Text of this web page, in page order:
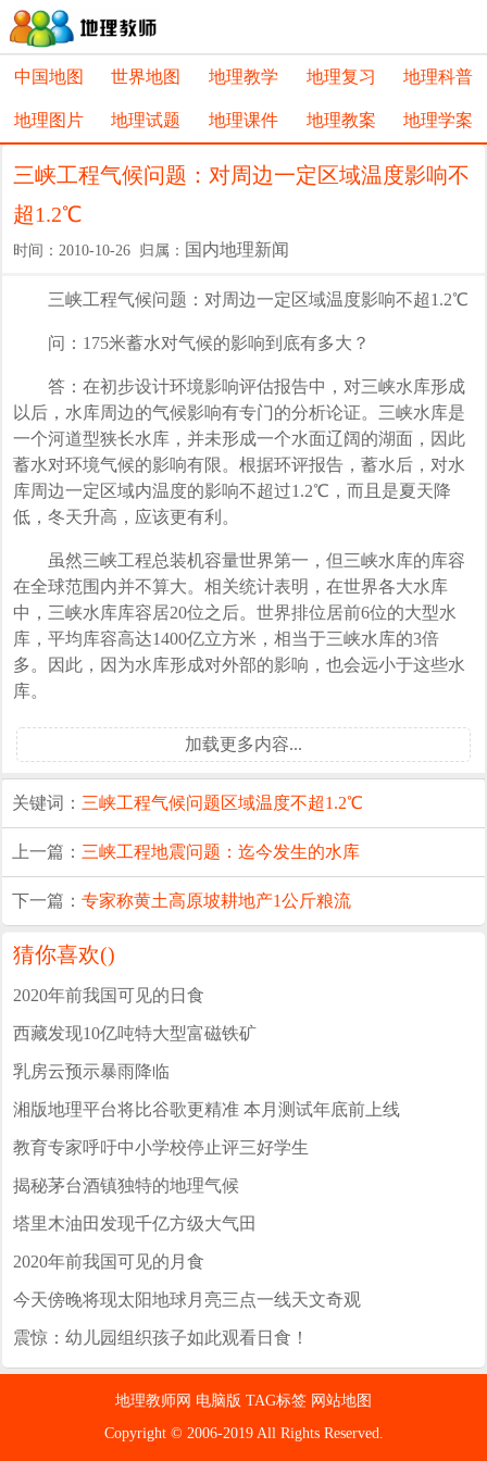
中国地图 世界地图 地理教学 地理复习 地理科普
地理图片 地理试题 地理课件 地理教案 地理学案
三峡工程气候问题：对周边一定区域温度影响不
超1.2℃
时间：2010-10-26 归属： 国内地理新闻
三峡工程气候问题：对周边一定区域温度影响不超1.2℃
问：175米蓄水对气候的影响到底有多大？
答：在初步设计环境影响评估报告中，对三峡水库形成
以后，水库周边的气候影响有专门的分析论证。三峡水库是
一个河道型狭长水库，并未形成一个水面辽阔的湖面，因此
蓄水对环境气候的影响有限。根据环评报告，蓄水后，对水
库周边一定区域内温度的影响不超过1.2℃，而且是夏天降
低，冬天升高，应该更有利。
虽然三峡工程总装机容量世界第一，但三峡水库的库容
在全球范围内并不算大。相关统计表明，在世界各大水库
中，三峡水库库容居20位之后。世界排位居前6位的大型水
库，平均库容高达1400亿立方米，相当于三峡水库的3倍
多。因此，因为水库形成对外部的影响，也会远小于这些水
库。
加载更多内容...
关键词： 三峡工程气候问题区域温度不超1.2℃
上一篇： 三峡工程地震问题：迄今发生的水库
下一篇：专家称黄土高原坡耕地产1公斤粮流
猜你喜欢()
2020年前我国可见的日食
西藏发现10亿吨特大型富磁铁矿
乳房云预示暴雨降临
湘版地理平台将比谷歌更精准 本月测试年底前上线
教育专家呼吁中小学校停止评三好学生
揭秘茅台酒镇独特的地理气候
塔里木油田发现千亿方级大气田
2020年前我国可见的月食
今天傍晚将现太阳地球月亮三点一线天文奇观
震惊：幼儿园组织孩子如此观看日食！
地理教师网 电脑版 TAG标签 网站地图
Copyright © 2006-2019 All Rights Reserved.